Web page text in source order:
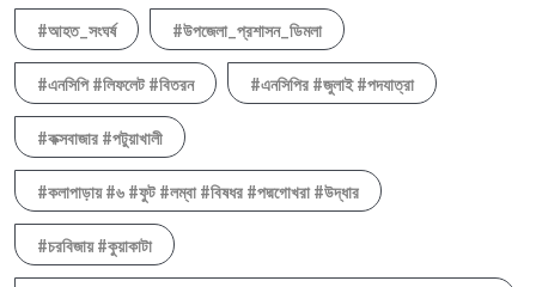
#আহত_সংঘর্ষ #উপজেলা_প্রশাসন_ডিমলা
#এনসিপি #লিফলেট #বিতরন #এনসিপির #জুলাই #পদযাত্রা
#কক্সবাজার #পটুয়াখালী
#কলাপাড়ায় #৬ #ফুট #লম্বা #বিষধর #পদ্মগোখরা #উদ্ধার
#চরবিজায় #কুয়াকাটা